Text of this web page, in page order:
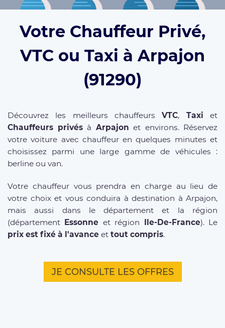
Votre Chauffeur Privé,
VTC ou Taxi à Arpajon
(91290)
Découvrez les meilleurs chauffeursVTC, Taxi et
Chauffeurs privésà Arpajon et environs. Réservez
votre voiture avec chauffeur en quelques minutes et
choisissez parmi une large gamme de véhicules :
berline ou van.
Votre chauffeur vous prendra en charge au lieu de
votre choix et vous conduira à destination à Arpajon,
mais aussi dans le département et la région
(département Essonne et région Ile-De-France). Le
prix est fixé à l'avance et tout compris.
JE CONSULTE LES OFFRES